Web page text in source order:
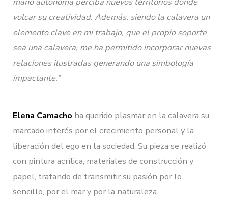
volcar su creatividad. Además, siendo la calavera un
elemento clave en mi trabajo, que el propio soporte
sea una calavera, me ha permitido incorporar nuevas
relaciones ilustradas generando una simbología
impactante.”
Elena Camacho ha querido plasmar en la calavera su
marcado interés por el crecimiento personal y la
liberación del ego en la sociedad. Su pieza se realizó
con pintura acrílica, materiales de construcción y
papel, tratando de transmitir su pasión por lo
sencillo, por el mar y por la naturaleza.